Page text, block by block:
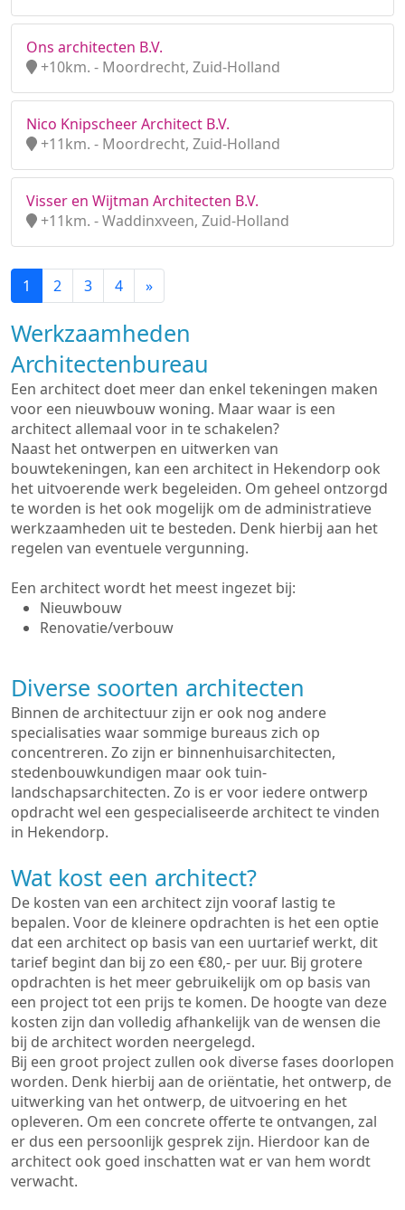
Ons architecten B.V.
+10km. - Moordrecht, Zuid-Holland
Nico Knipscheer Architect B.V.
+11km. - Moordrecht, Zuid-Holland
Visser en Wijtman Architecten B.V.
+11km. - Waddinxveen, Zuid-Holland
1 2 3 4 »
Werkzaamheden
Architectenbureau
Een architect doet meer dan enkel tekeningen maken
voor een nieuwbouw woning. Maar waar is een
architect allemaal voor in te schakelen?
Naast het ontwerpen en uitwerken van
bouwtekeningen, kan een architect in Hekendorp ook
het uitvoerende werk begeleiden. Om geheel ontzorgd
te worden is het ook mogelijk om de administratieve
werkzaamheden uit te besteden. Denk hierbij aan het
regelen van eventuele vergunning.
Een architect wordt het meest ingezet bij:
Nieuwbouw
Renovatie/verbouw
Diverse soorten architecten
Binnen de architectuur zijn er ook nog andere
specialisaties waar sommige bureaus zich op
concentreren. Zo zijn er binnenhuisarchitecten,
stedenbouwkundigen maar ook tuin-
landschapsarchitecten. Zo is er voor iedere ontwerp
opdracht wel een gespecialiseerde architect te vinden
in Hekendorp.
Wat kost een architect?
De kosten van een architect zijn vooraf lastig te
bepalen. Voor de kleinere opdrachten is het een optie
dat een architect op basis van een uurtarief werkt, dit
tarief begint dan bij zo een €80,- per uur. Bij grotere
opdrachten is het meer gebruikelijk om op basis van
een project tot een prijs te komen. De hoogte van deze
kosten zijn dan volledig afhankelijk van de wensen die
bij de architect worden neergelegd.
Bij een groot project zullen ook diverse fases doorlopen
worden. Denk hierbij aan de oriëntatie, het ontwerp, de
uitwerking van het ontwerp, de uitvoering en het
opleveren. Om een concrete offerte te ontvangen, zal
er dus een persoonlijk gesprek zijn. Hierdoor kan de
architect ook goed inschatten wat er van hem wordt
verwacht.